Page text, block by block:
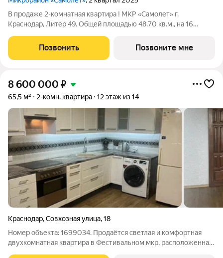
В продаже 2-комнатная квартира ! МКР «Самолет» г.
Краснодар, Литер 49. Общей площадью 48.70 кв.м., на 16
который расположен на северо-западе Краснодара, в районе
Западного Обхода. Микрорайон
Позвонить Позвоните мне
8 600 000 ₽
65,5 м² 2-комн. квартира 12 этаж из 14
Краснодар,Совхозная улица,18
Номер объекта: 1699034. Продаётся светлая и комфортная
двухкомнатная квартира в Фестивальном мкр, расположенная